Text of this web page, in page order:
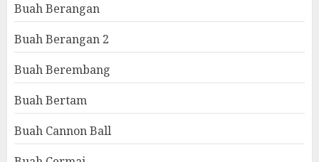
Buah Berangan
Buah Berangan 2
Buah Berembang
Buah Bertam
Buah Cannon Ball